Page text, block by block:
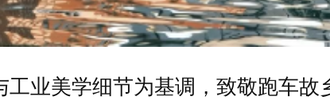
业美学细节为基调，致敬跑车